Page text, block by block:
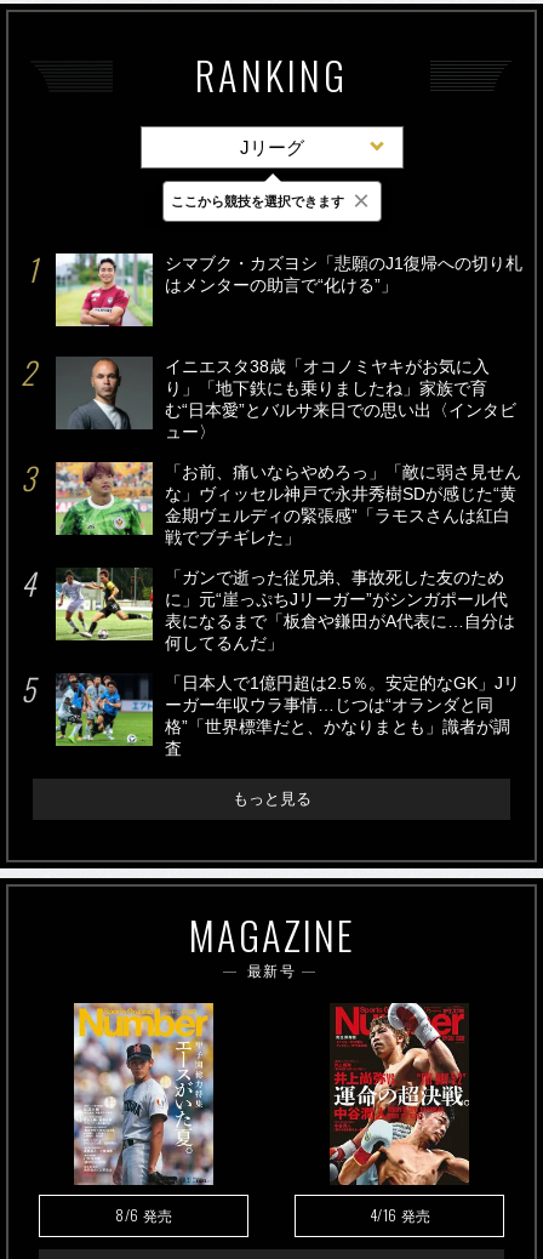
RANKING
Jリーグ
最新 24時間 週間
シマブク・カズヨシ「悲願のJ1復帰への切り札
はメンターの助言で“化ける”」
イニエスタ38歳「オコノミヤキがお気に入
り」「地下鉄にも乗りましたね」家族で育
む“日本愛”とバルサ来日での思い出〈インタビ
ュー〉
「お前、痛いならやめろっ」「敵に弱さ見せん
な」ヴィッセル神戸で永井秀樹SDが感じた“黄
金期ヴェルディの緊張感”「ラモスさんは紅白
戦でブチギレた」
「ガンで逝った従兄弟、事故死した友のため
に」元“崖っぷちJリーガー”がシンガポール代
表になるまで「板倉や鎌田がA代表に…自分は
何してるんだ」
「日本人で1億円超は2.5％。安定的なGK」Jリ
ーガー年収ウラ事情…じつは“オランダと同
格”「世界標準だと、かなりまとも」識者が調
査
もっと見る
MAGAZINE
最新号
8/6 発売 4/16 発売
ここから競技を選択できます ×